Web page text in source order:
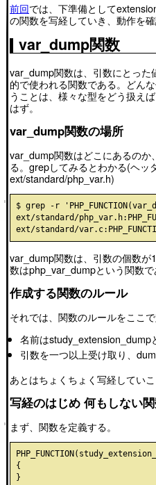
前回では、下準備として
の関数を写経していき、動作を確
var_dump関数
var_dump関数は、引数にとった
的で使われる関数である。どん
うことは、様々な型をどう扱え
はず。
var_dump関数の場所
var_dump関数はどこにあるの
る。grepしてみるとわかる(ヘッ
ext/standard/php_var.h)
$ grep -r
ext/standard/
var_dump関数は、引数の個数
数はphp_var_dumpという関数で
作成する関数のルール
それでは、関数のルールをここ
名前はstudy_extension_dump
引数を一つ以上受け取り、
あとはちょくちょく写経していこ
写経のはじめ 何もしない
まず、関数を定義する。
{